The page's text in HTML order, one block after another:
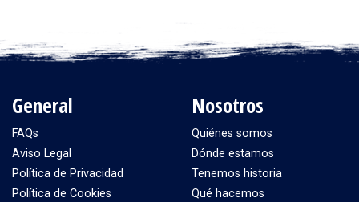
General
FAQs
Aviso Legal
Política de Privacidad
Política de Cookies
Nosotros
Quiénes somos
Dónde estamos
Tenemos historia
Qué hacemos